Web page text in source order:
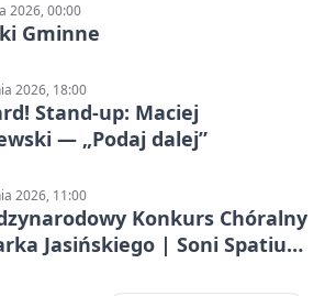
2026, 00:00
Gminne
2026, 18:00
Stand-up: Maciej
— „Podaj dalej”
2026, 11:00
Konkurs Chóralny
Jasińskiego | Soni Spatium